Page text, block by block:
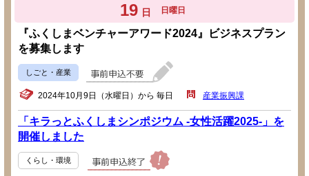
19 日 日曜日
『ふくしまベンチャーアワード2024』ビジネスプラン
を募集します
しごと・産業
2024年10月9日（水曜日）から 毎日 産業振興課
「キラっとふくしまシンポジウム -女性活躍2025-」を
開催しました
くらし・環境